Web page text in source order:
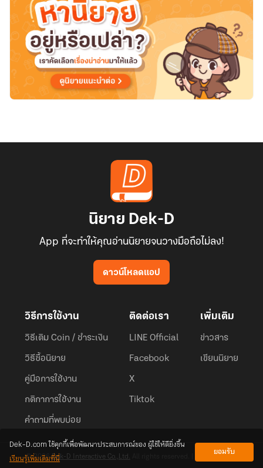
นิยาย Dek-D
App ที่จะทำให้คุณอ่านนิยายจนวางมือถือไม่ลง!
ดาวน์โหลดแอป
วิธีการใช้งาน
วิธีเติม Coin / ชำระเงิน
วิธีซื้อนิยาย
คู่มือการใช้งาน
กติกาการใช้งาน
คำถามที่พบบ่อย
ติดต่อเรา
LINE Official
Facebook
X
Tiktok
เพิ่มเติม
ข่าวสาร
เขียนนิยาย
© 2026Dek-D Interactive Co.,Ltd.
Dek-D.com ใช้คุกกี้เพื่อพัฒนาประสบการณ์ของ ผู้ใช้ให้ดียิ่งขึ้น
เรียนรู้เพิ่มเติมที่นี่
ยอมรับ